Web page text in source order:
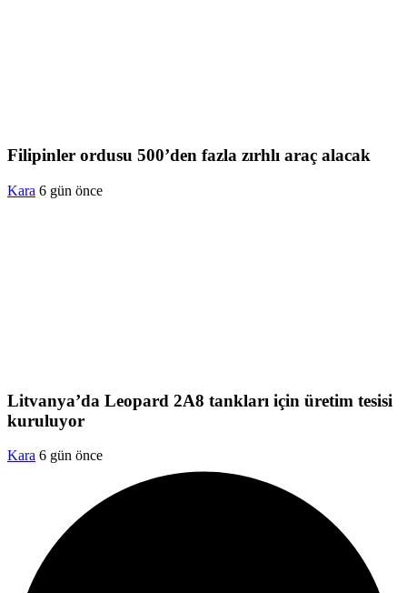
Filipinler ordusu 500’den fazla zırhlı araç alacak
Kara 6 gün önce
Litvanya’da Leopard 2A8 tankları için üretim tesisi
kuruluyor
Kara 6 gün önce